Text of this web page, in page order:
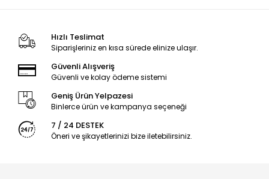
Hızlı Teslimat
Siparişleriniz en kısa sürede elinize ulaşır.
Güvenli Alışveriş
Güvenli ve kolay ödeme sistemi
Geniş Ürün Yelpazesi
Binlerce ürün ve kampanya seçeneği
7 / 24 DESTEK
Öneri ve şikayetlerinizi bize iletebilirsiniz.